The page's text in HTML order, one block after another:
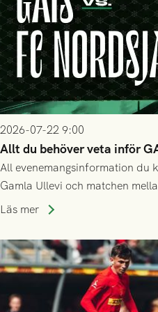
2026-07-22 9:00
Allt du behöver veta inför
All evenemangsinformation du
Gamla Ullevi och matchen
kvalet till Conference League!
Läs mer